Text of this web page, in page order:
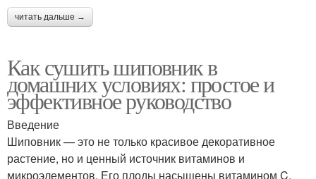
читать дальше →
Как сушить шиповник в
домашних условиях: простое и
эффективное руководство
Введение
Шиповник — это не только красивое декоративное
растение, но и ценный источник витаминов и
микроэлементов. Его плоды насыщены витамином C,